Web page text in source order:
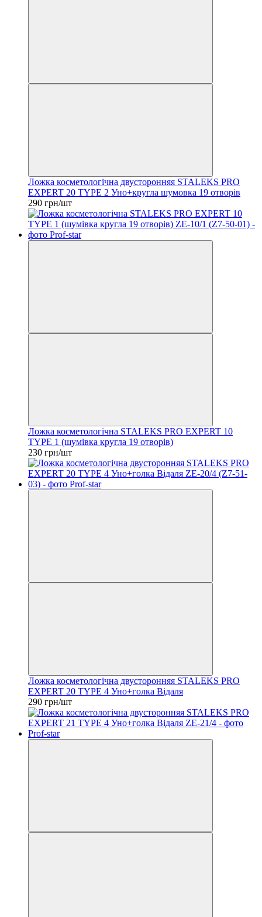
Ложка косметологічна двусторонняя STALEKS PRO
EXPERT 20 TYPE 2 Уно+кругла шумовка 19 отворів
290 грн/шт
Ложка косметологічна STALEKS PRO EXPERT 10
TYPE 1 (шумівка кругла 19 отворів)
230 грн/шт
Ложка косметологічна двусторонняя STALEKS PRO
EXPERT 20 TYPE 4 Уно+голка Відаля
290 грн/шт